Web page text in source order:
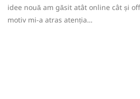
idee nouă am găsit atât online cât și
motiv mi-a atras atenția…